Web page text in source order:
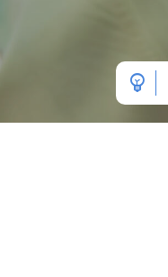
emoji_objects